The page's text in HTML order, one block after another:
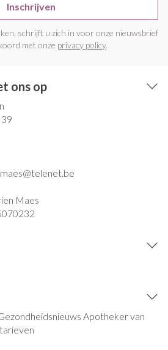
Inschrijven
schrijft u zich in voor onze nieuwsbrief
met onze privacy policy.
ons op
telenet.be
Maes
Apotheker van